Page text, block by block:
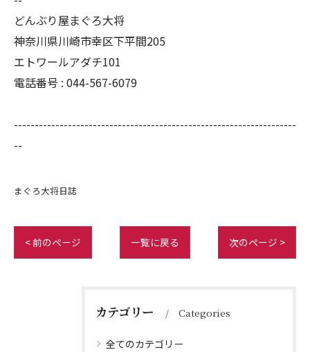
どんぶり屋まぐろ大将
神奈川県川崎市幸区下平間205
エトワールアダチ101
電話番号 : 044-567-6079
--------------------------------------------------------------------
--
まぐろ大将日誌
< 前のページ 一覧に戻る 次のページ >
カテゴリー Categories
全てのカテゴリー